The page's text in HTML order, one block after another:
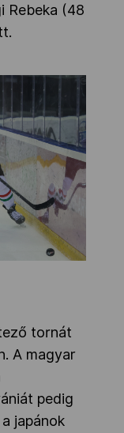
Rebeka (48
tornát
A magyar
pedig
japánok